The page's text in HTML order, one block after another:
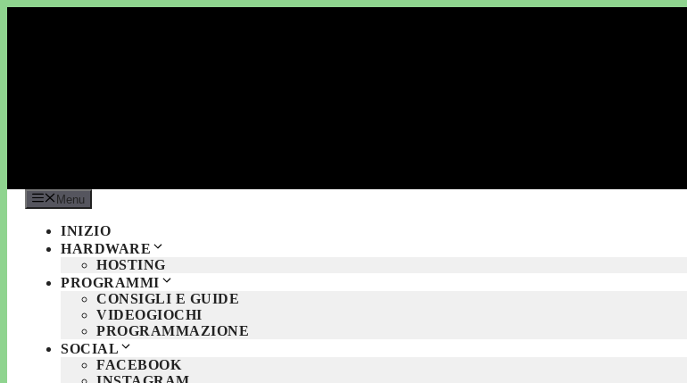
Menu
INIZIO
HARDWARE
HOSTING
PROGRAMMI
CONSIGLI E GUIDE
VIDEOGIOCHI
PROGRAMMAZIONE
SOCIAL
FACEBOOK